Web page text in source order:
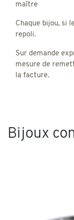
maître
Chaque bijou, si
repoli.
Sur demande
mesure de
la facture.
Bijoux